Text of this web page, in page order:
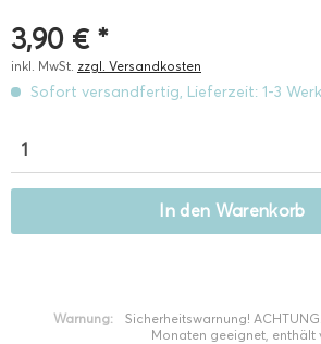
3,90 € *
inkl. MwSt. zzgl. Versandkosten
Sofort versandfertig, Lieferzeit: 1-3
In den Warenkorb
Warnung:
Sicherheitswarnung!
Monaten geeignet, enthält